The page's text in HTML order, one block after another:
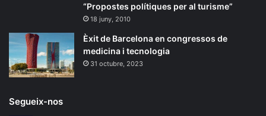
“Propostes polítiques per al turisme”
18 juny, 2010
Èxit de Barcelona en congressos de
medicina i tecnologia
31 octubre, 2023
Segueix-nos